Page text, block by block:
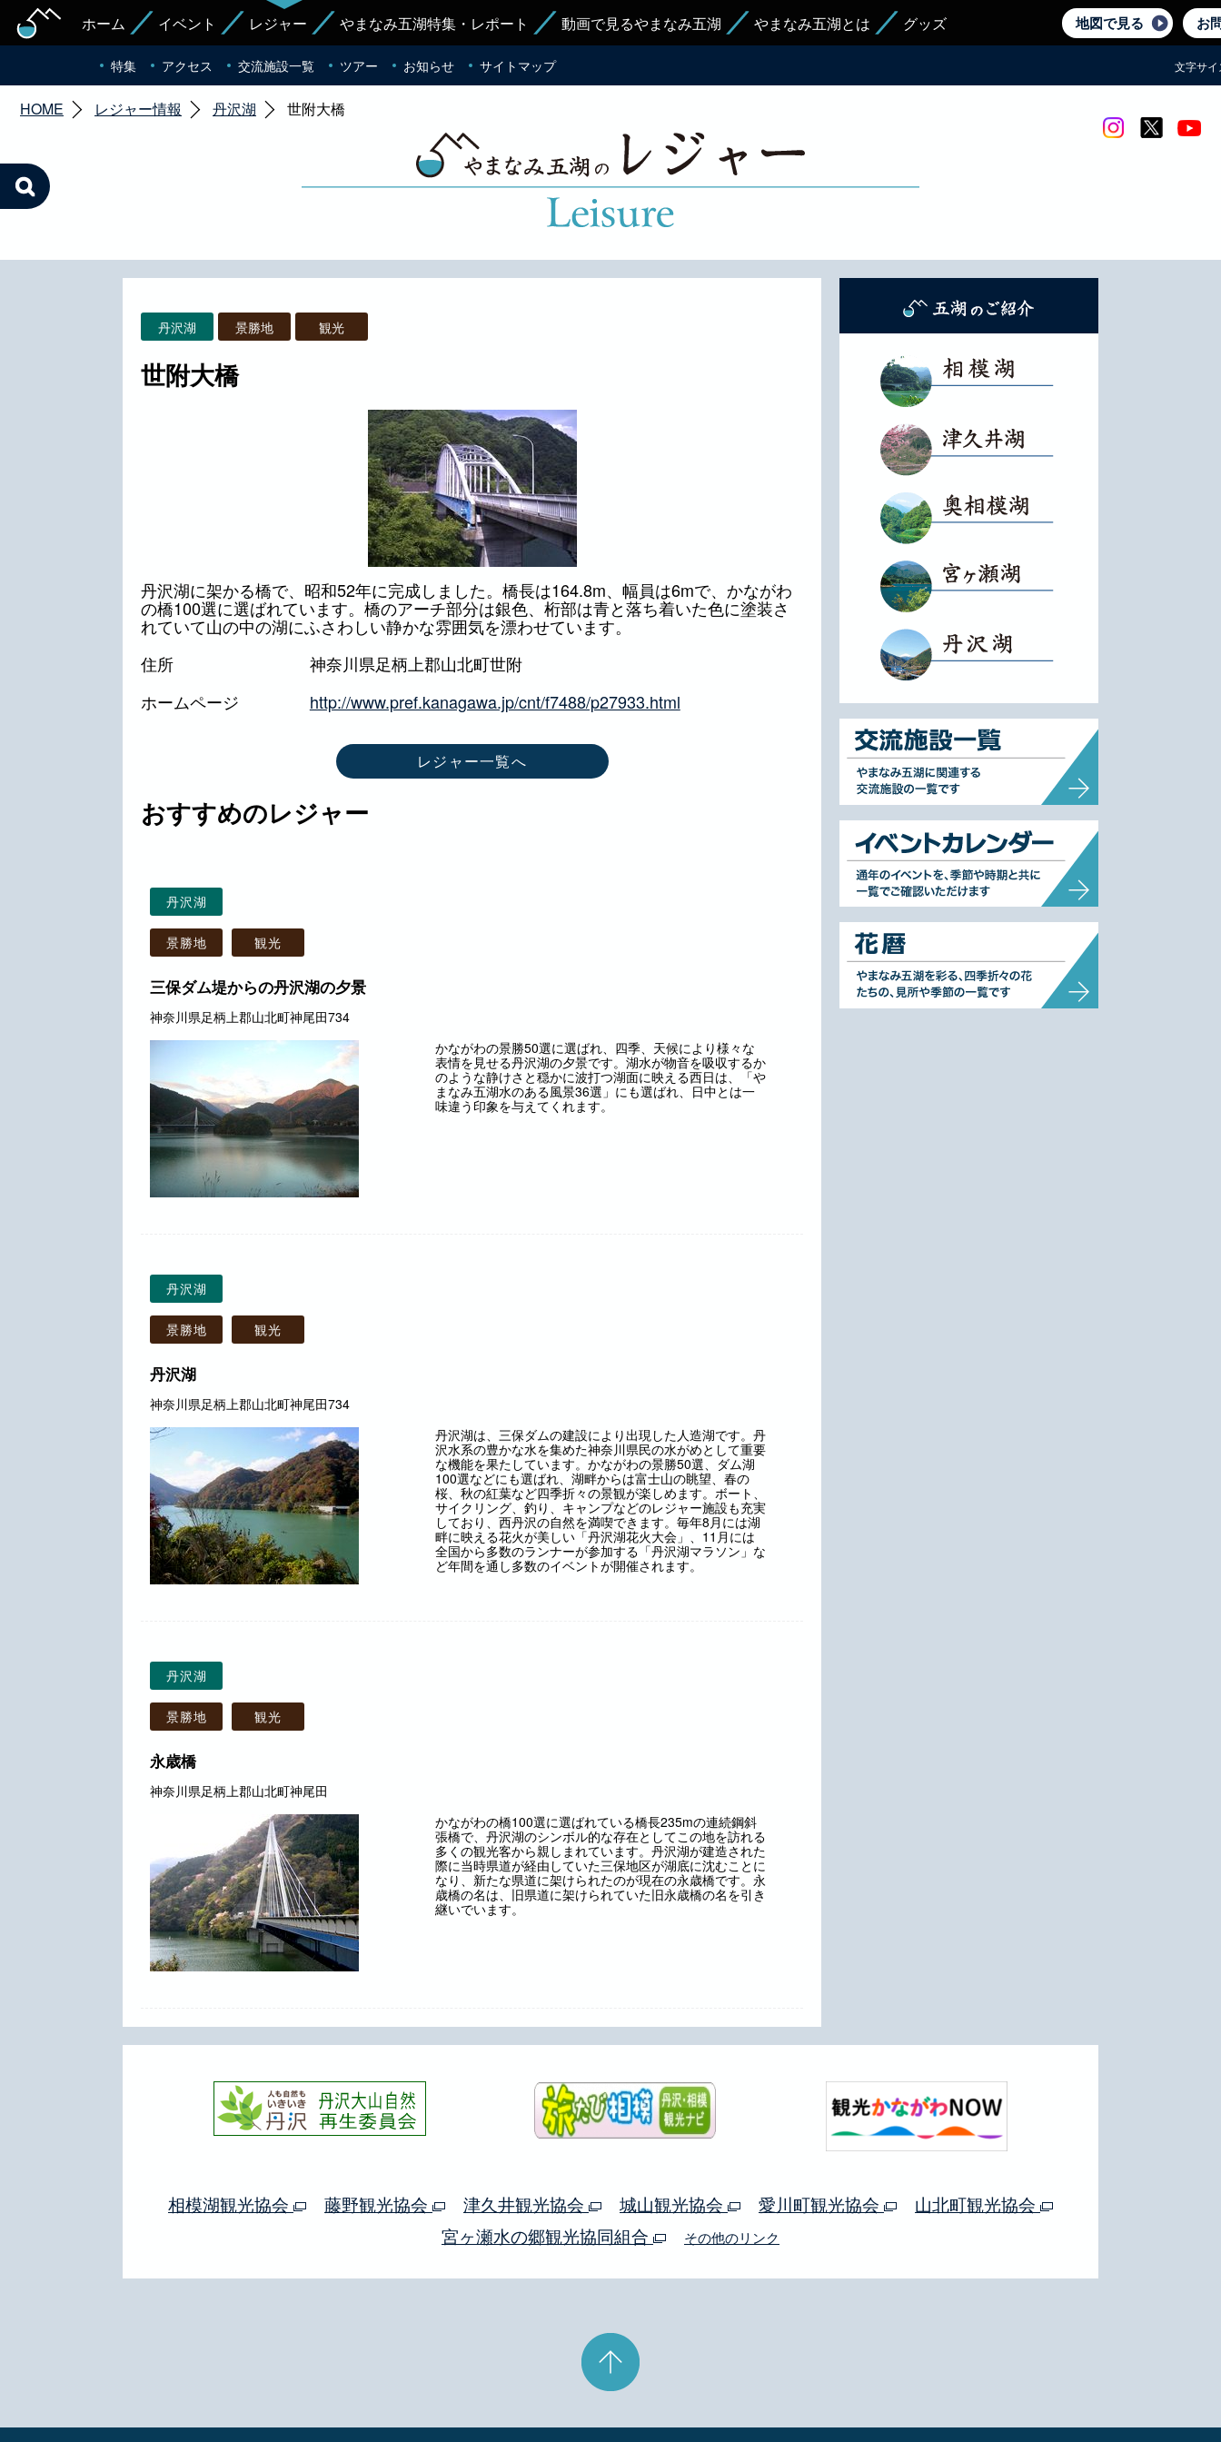
ホーム イベント レジャー やまなみ五湖特集・レポート 動画で見るやまなみ五湖 やまなみ五湖とは グッズ 地図で見る お
特集 アクセス 交流施設一覧 ツアー お知らせ サイトマップ 文字サイ
HOME レジャー情報 丹沢湖 世附大橋
Instagram twitter
丹沢湖 景勝地 観光
世附大橋
丹沢湖に架かる橋で、昭和52年に完成しました。橋長は164.8m、幅員は6mで、かながわ
の橋100選に選ばれています。橋のアーチ部分は銀色、桁部は青と落ち着いた色に塗装さ
れていて山の中の湖にふさわしい静かな雰囲気を漂わせています。
住所
神奈川県足柄上郡山北町世附
ホームページ
http://www.pref.kanagawa.jp/cnt/f7488/p27933.html
レジャー一覧へ
おすすめのレジャー
丹沢湖
景勝地 観光
三保ダム堤からの丹沢湖の夕景
神奈川県足柄上郡山北町神尾田734
かながわの景勝50選に選ばれ、四季、天候により様々な
表情を見せる丹沢湖の夕景です。湖水が物音を吸収するか
のような静けさと穏かに波打つ湖面に映える西日は、「や
まなみ五湖水のある風景36選」にも選ばれ、日中とは一
味違う印象を与えてくれます。
丹沢湖
景勝地 観光
丹沢湖
神奈川県足柄上郡山北町神尾田734
丹沢湖は、三保ダムの建設により出現した人造湖です。丹
沢水系の豊かな水を集めた神奈川県民の水がめとして重要
な機能を果たしています。かながわの景勝50選、ダム湖
100選などにも選ばれ、湖畔からは富士山の眺望、春の
桜、秋の紅葉など四季折々の景観が楽しめます。ボート、
サイクリング、釣り、キャンプなどのレジャー施設も充実
しており、西丹沢の自然を満喫できます。毎年8月には湖
畔に映える花火が美しい「丹沢湖花火大会」、11月には
全国から多数のランナーが参加する「丹沢湖マラソン」な
ど年間を通し多数のイベントが開催されます。
丹沢湖
景勝地 観光
永歳橋
神奈川県足柄上郡山北町神尾田
かながわの橋100選に選ばれている橋長235mの連続鋼斜
張橋で、丹沢湖のシンボル的な存在としてこの地を訪れる
多くの観光客から親しまれています。丹沢湖が建造された
際に当時県道が経由していた三保地区が湖底に沈むことに
なり、新たな県道に架けられたのが現在の永歳橋です。永
歳橋の名は、旧県道に架けられていた旧永歳橋の名を引き
継いでいます。
相模湖観光協会 藤野観光協会 津久井観光協会 城山観光協会 愛川町観光協会
山北町観光協会
宮ヶ瀬水の郷観光協同組合
その他のリンク